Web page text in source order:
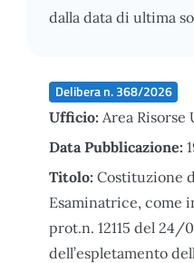
dalla data di ultima
Delibera n. 368/2026
Ufficio: Area Risorse
Data Pubblicazione:
Titolo: Costituzione
Esaminatrice, come
prot.n. 12115 del
dell’espletamento